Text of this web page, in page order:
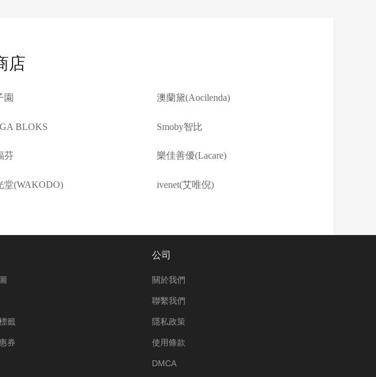
店
園 澳蘭黛(Aocilenda)
BLOKS Smoby智比
芬 樂佳善優(Lacare)
堂(WAKODO) ivenet(艾唯倪)
籤
券
公司
關於我們
聯繫我們
隱私政策
使用條款
DMCA